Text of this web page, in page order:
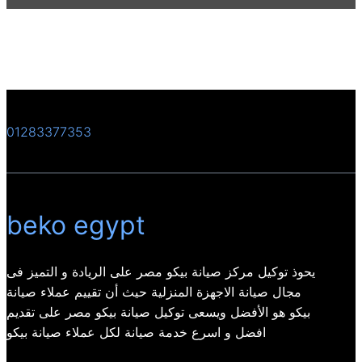
01283377353
beko egypt
يحوذ توكيل مركز صيانة بيكو مصر على الريادة و التميز فى
مجال صيانة الاجهزة المنزلية حيث أن تقييم عملاء صيانة
بيكو هو الأفضل ويسعى توكيل صيانة بيكو مصر على تقديم
افضل و اسرع خدمة صيانة لكل عملاء صيانة بيكو